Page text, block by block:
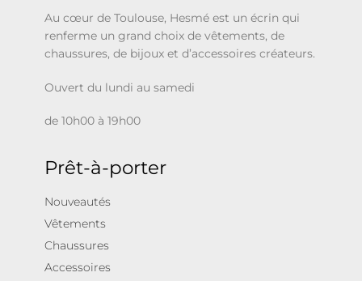
Au cœur de Toulouse, Hesmé est un écrin qui
renferme un grand choix de vêtements, de
chaussures, de bijoux et d’accessoires créateurs.
Ouvert du lundi au samedi
de 10h00 à 19h00
Prêt-à-porter
Nouveautés
Vêtements
Chaussures
Accessoires